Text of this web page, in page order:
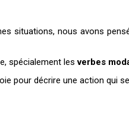
situations, nous avons
spécialement lesverbes
pour décrire une action qui